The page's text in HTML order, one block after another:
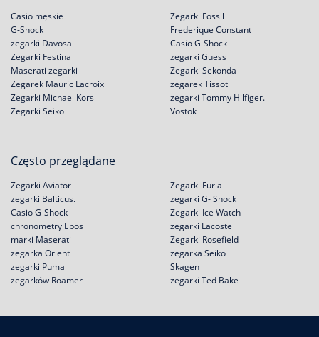
Casio męskie
G-Shock
zegarki Davosa
Zegarki Festina
Zegarki Fossil
Frederique Constant
Casio G-Shock
zegarki Guess
Maserati zegarki
Zegarek Mauric Lacroix
Zegarki Michael Kors
Zegarki Seiko
Zegarki Sekonda
zegarek Tissot
zegarki Tommy Hilfiger.
Vostok
Często przeglądane
Zegarki Aviator
zegarki Balticus.
Casio G-Shock
chronometry Epos
Zegarki Furla
zegarki G- Shock
Zegarki Ice Watch
zegarki Lacoste
marki Maserati
zegarka Orient
zegarki Puma
zegarków Roamer
Zegarki Rosefield
zegarka Seiko
Skagen
zegarki Ted Bake